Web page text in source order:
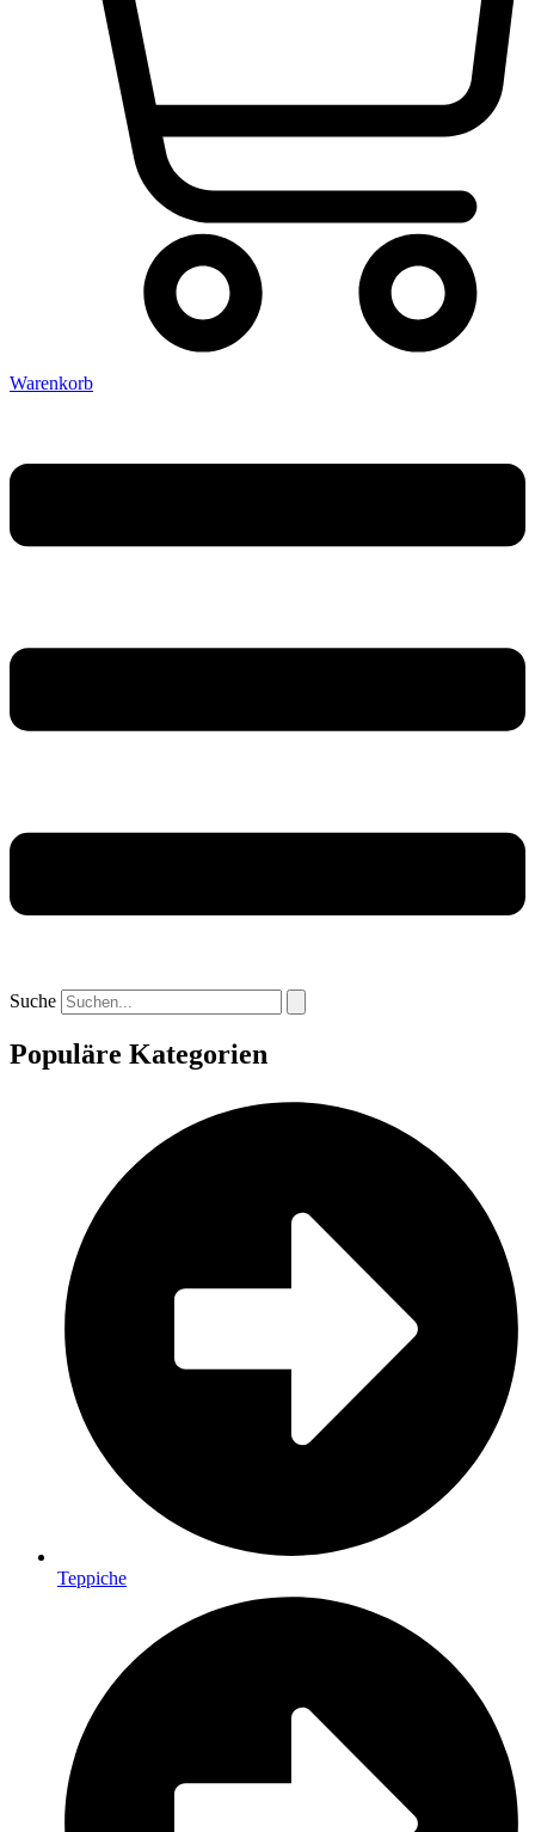
Warenkorb
Suche
Populäre Kategorien
Teppiche